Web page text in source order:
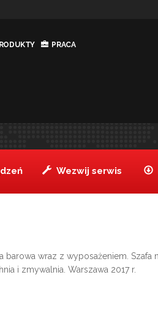
PRACA
Wezwij serwis
wraz z wyposażeniem. Szafa
i zmywalnia. Warszawa 2017 r.